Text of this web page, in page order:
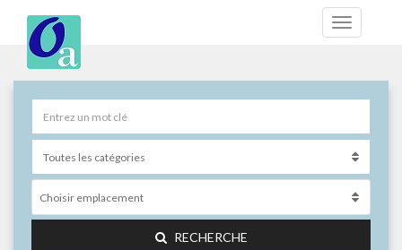
Choisir emplacement
RECHERCHE